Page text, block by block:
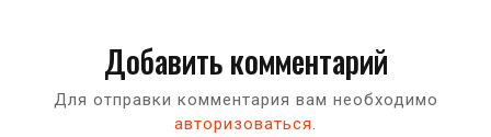
Добавить комментарий
Для отправки комментария вам необходимо
авторизоваться